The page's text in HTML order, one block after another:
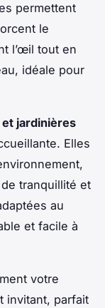
permettent
le
l’œil tout en
idéale pour
et jardinières
Elles
tranquillité et
au
et facile à
votre
invitant, parfait